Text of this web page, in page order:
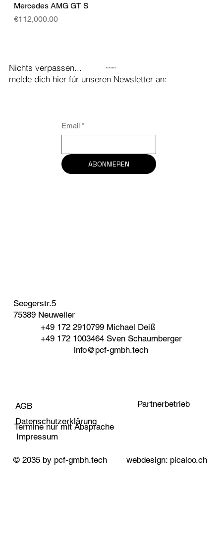
Mercedes AMG GT S
Price
€112,000.00
Nichts verpassen...
melde dich hier für unseren Newsletter an:
Email *
ABONNIEREN
KONTAKT
© 2035 by pcf-gmbh.tech webdesign: picaloo.ch
Seegerstr.5
75389 Neuweiler
+49 172 2910799 Michael Deiß
+49 172 1003464 Sven Schaumberger
info@pcf-gmbh.tech
Termine nur mit Absprache
AGB
Impressum
Datenschutzerklärung
Partnerbetrieb